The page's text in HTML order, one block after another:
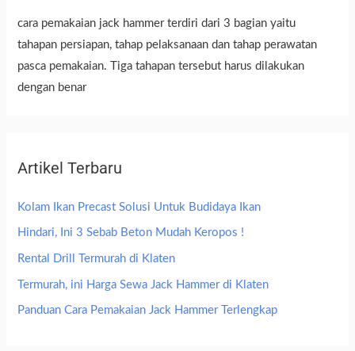
cara pemakaian jack hammer terdiri dari 3 bagian yaitu
tahapan persiapan, tahap pelaksanaan dan tahap perawatan
pasca pemakaian. Tiga tahapan tersebut harus dilakukan
dengan benar
Artikel Terbaru
Kolam Ikan Precast Solusi Untuk Budidaya Ikan
Hindari, Ini 3 Sebab Beton Mudah Keropos !
Rental Drill Termurah di Klaten
Termurah, ini Harga Sewa Jack Hammer di Klaten
Panduan Cara Pemakaian Jack Hammer Terlengkap